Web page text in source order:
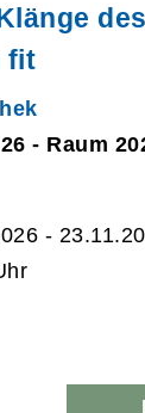
fit
- Raum
-